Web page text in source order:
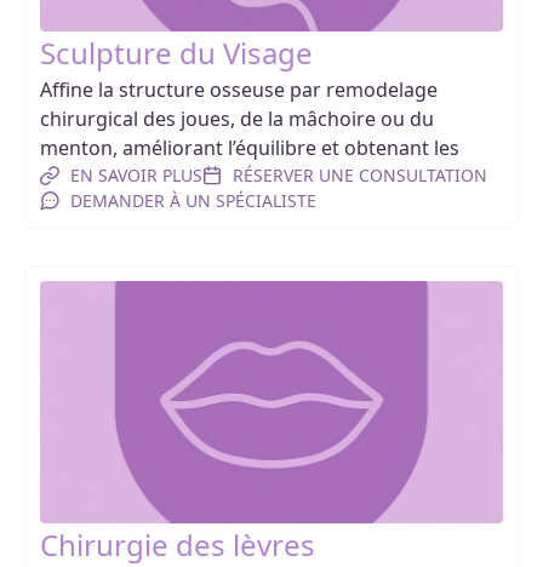
Sculpture du Visage
Affine la structure osseuse par remodelage
chirurgical des joues, de la mâchoire ou du
menton, améliorant l’équilibre et obtenant les
EN SAVOIR PLUS
RÉSERVER UNE CONSULTATION
DEMANDER À UN SPÉCIALISTE
Chirurgie des lèvres